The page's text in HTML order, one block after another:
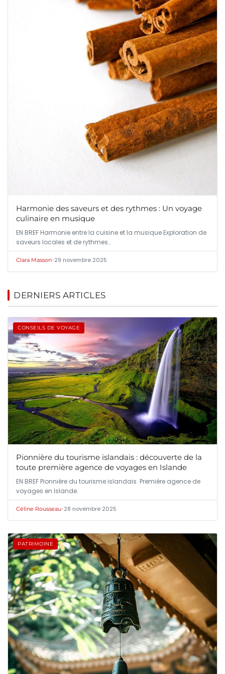
Harmonie des saveurs et des rythmes : Un voyage
culinaire en musique
EN BREF Harmonie entre la cuisine et la musique Exploration de
saveurs locales et de rythmes…
Clara Masson•29 novembre 2025
DERNIERS ARTICLES
CONSEILS DE VOYAGE
Pionnière du tourisme islandais : découverte de la
toute première agence de voyages en Islande
EN BREF Pionnière du tourisme islandais. Première agence de
voyages en Islande.
Céline Rousseau•28 novembre 2025
PATRIMOINE